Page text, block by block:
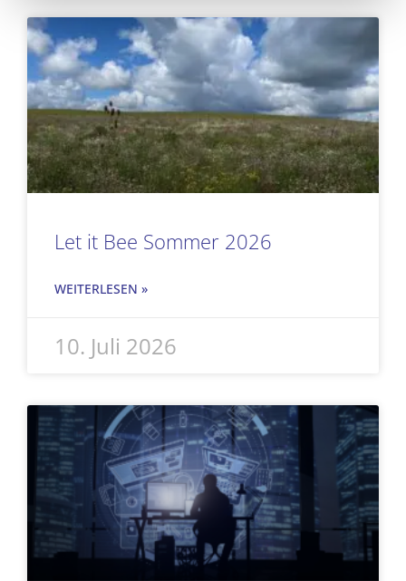
Let it Bee Sommer 2026
WEITERLESEN »
10. Juli 2026
SeiteSeiteSeite Seite